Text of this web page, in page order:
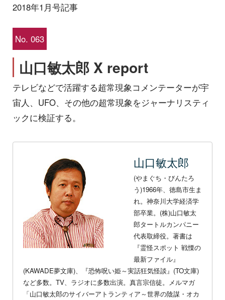
2018年1月号記事
No. 063
山口敏太郎 X report
テレビなどで活躍する超常現象コメンテーターが宇
宙人、UFO、その他の超常現象をジャーナリスティ
ックに検証する。
山口敏太郎
(やまぐち・びんたろ
う)1966年、徳島市生ま
れ。神奈川大学経済学
部卒業。(株)山口敏太
郎タートルカンパニー
代表取締役。著書は
『霊怪スポット 戦慄の
最新ファイル』
(KAWADE夢文庫)、『恐怖呪い姫～実話狂気怪談』(TO文庫)
など多数。TV、ラジオに多数出演。真言宗信徒。メルマガ
「山口敏太郎のサイバーアトランティア～世界の陰謀・オカ